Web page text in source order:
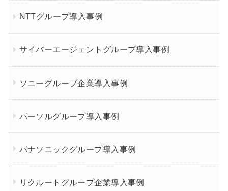
NTTグループ導入事例
サイバーエージェントグループ導入事例
ソニーグループ企業導入事例
パーソルグループ導入事例
パナソニックグループ導入事例
リクルートグループ企業導入事例